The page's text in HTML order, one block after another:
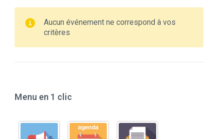
Aucun événement ne correspond à vos
critères
Menu en 1 clic